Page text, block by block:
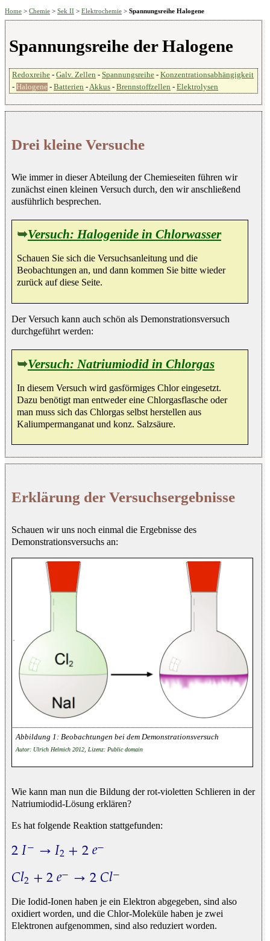
Home > Chemie > Sek II > Elektrochemie > Spannungsreihe Halogene
Spannungsreihe der Halogene
Redoxreihe -Galv. Zellen -Spannungsreihe -Konzentrationsabhängigkeit
- Halogene -Batterien - Akkus -Brennstoffzellen -Elektrolysen
Drei kleine Versuche
Wie immer in dieser Abteilung der Chemieseiten führen wir
zunächst einen kleinen Versuch durch, den wir anschließend
ausführlich besprechen.
➥Versuch: Halogenide in Chlorwasser
Schauen Sie sich die Versuchsanleitung und die
Beobachtungen an, und dann kommen Sie bitte wieder
zurück auf diese Seite.
Der Versuch kann auch schön als Demonstrationsversuch
durchgeführt werden:
➥Versuch: Natriumiodid in Chlorgas
In diesem Versuch wird gasförmiges Chlor eingesetzt.
Dazu benötigt man entweder eine Chlorgasflasche oder
man muss sich das Chlorgas selbst herstellen aus
Kaliumpermanganat und konz. Salzsäure.
Erklärung der Versuchsergebnisse
Schauen wir uns noch einmal die Ergebnisse des
Demonstrationsversuchs an:
Beobachtungen bei dem Demonstrationsversuch
Autor: Ulrich Helmich 2012, Lizenz: Public domain
Wie kann man nun die Bildung der rot-violetten Schlieren in der
Natriumiodid-Lösung erklären?
Es hat folgende Reaktion stattgefunden:
2𝐼−→𝐼2+2𝑒−
2 I−→I2 +2 e −
𝐶𝑙2+2𝑒−→2𝐶𝑙−
Cl2 +2 e−→ 2 C l−
Die Iodid-Ionen haben je ein Elektron abgegeben, sind also
oxidiert worden, und die Chlor-Moleküle haben je zwei
Elektronen aufgenommen, sind also reduziert worden.